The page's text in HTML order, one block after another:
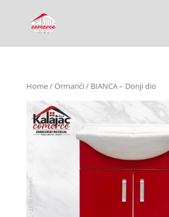
Home/Ormarići/ BIANCA – Donji dio